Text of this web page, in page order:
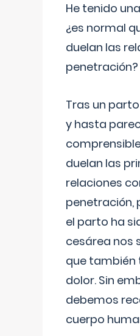
He tenido
¿es normal
duelan las
penetración?
Tras un
y hasta
duelan las
relaciones
penetración,
el parto ha
cesárea nos
que
dolor. Sin
debemos
cuerpo